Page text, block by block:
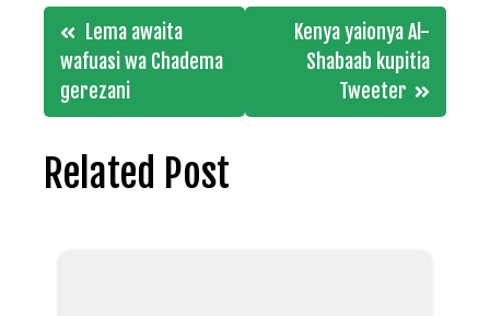
Post
navigation
Lema awaita
wafuasi wa Chadema
gerezani
Kenya yaionya Al-
Shabaab kupitia
Tweeter
Related Post